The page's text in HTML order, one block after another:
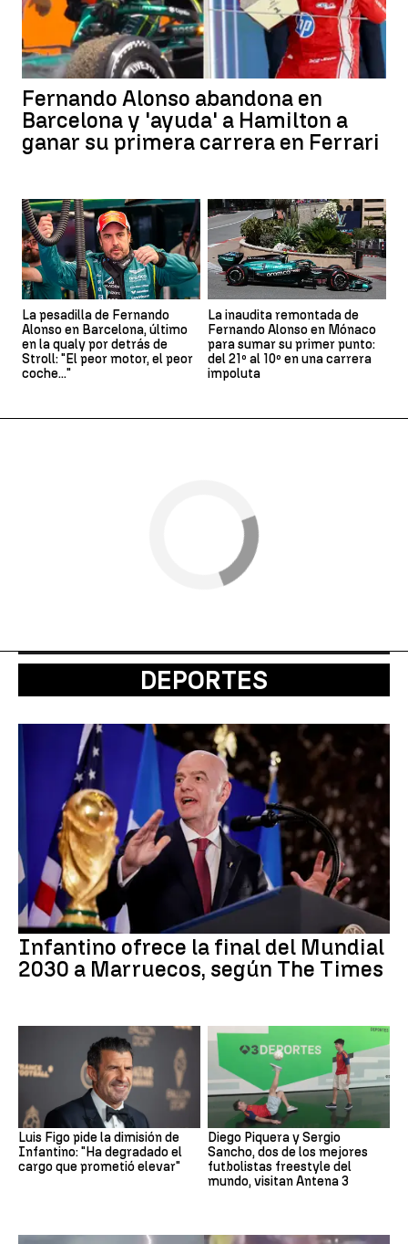
Fernando Alonso abandona en
Barcelona y 'ayuda' a Hamilton a
ganar su primera carrera en Ferrari
La pesadilla de Fernando
Alonso en Barcelona, último
en la qualy por detrás de
Stroll: "El peor motor, el peor
coche..."
La inaudita remontada de
Fernando Alonso en Mónaco
para sumar su primer punto:
del 21º al 10º en una carrera
impoluta
DEPORTES
Infantino ofrece la final del Mundial
2030 a Marruecos, según The Times
Luis Figo pide la dimisión de
Infantino: "Ha degradado el
cargo que prometió elevar"
Diego Piquera y Sergio
Sancho, dos de los mejores
futbolistas freestyle del
mundo, visitan Antena 3